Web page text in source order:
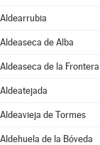
Aldearrubia
Aldeaseca de Alba
Aldeaseca de la Frontera
Aldeatejada
Aldeavieja de Tormes
Aldehuela de la Bóveda